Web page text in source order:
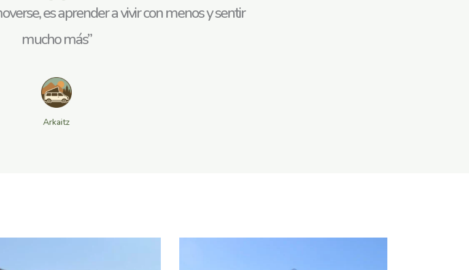
es aprender a vivir con menos y sentir
mucho más”
Arkaitz